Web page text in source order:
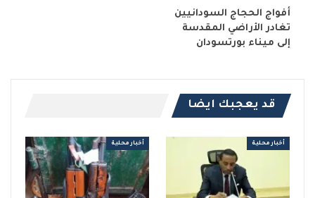
أفواج الحجاج السودانيين
تغادر الأراضي المقدسة
إلى ميناء بورتسودان
قد يعجبك ايضا
أخبار محلية أخبار محلية